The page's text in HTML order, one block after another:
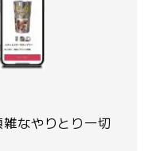
なやりとり一切